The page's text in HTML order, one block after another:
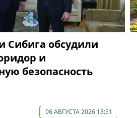
Сибига обсудили
и
безопасность
06 АВГУСТА 2026 13:51